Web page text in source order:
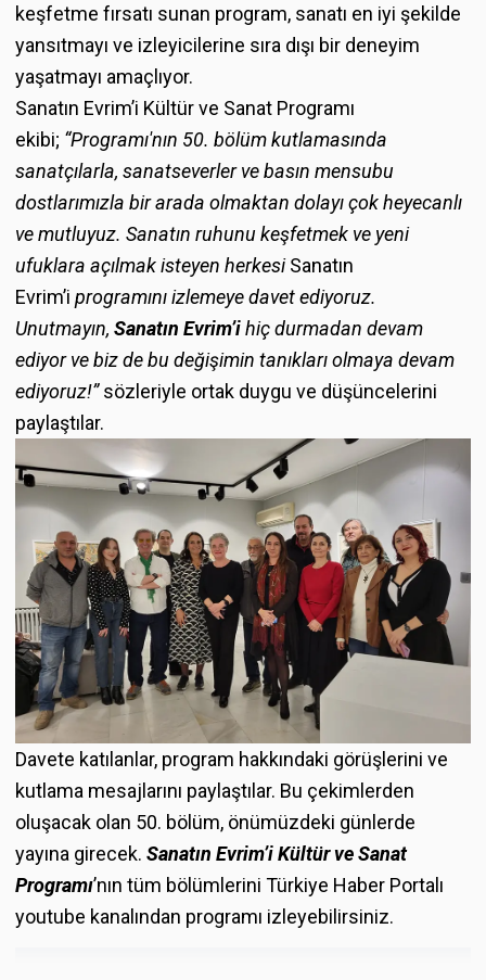
keşfetme fırsatı sunan program, sanatı en iyi şekilde
yansıtmayı ve izleyicilerine sıra dışı bir deneyim
yaşatmayı amaçlıyor.
Sanatın Evrim’i Kültür ve Sanat Programı
ekibi; “Programı'nın 50. bölüm kutlamasında
sanatçılarla, sanatseverler ve basın mensubu
dostlarımızla bir arada olmaktan dolayı çok heyecanlı
ve mutluyuz. Sanatın ruhunu keşfetmek ve yeni
ufuklara açılmak isteyen herkesiSanatın
Evrim’i programını izlemeye davet ediyoruz.
Unutmayın, Sanatın Evrim’ihiç durmadan devam
ediyor ve biz de bu değişimin tanıkları olmaya devam
ediyoruz!”sözleriyle ortak duygu ve düşüncelerini
paylaştılar.
Davete katılanlar, program hakkındaki görüşlerini ve
kutlama mesajlarını paylaştılar. Bu çekimlerden
oluşacak olan 50. bölüm, önümüzdeki günlerde
yayına girecek. Sanatın Evrim’i Kültür ve Sanat
Programı’nın tüm bölümlerini Türkiye Haber Portalı
youtube kanalından programı izleyebilirsiniz.